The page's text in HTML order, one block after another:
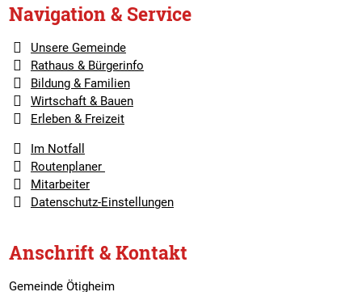
Navigation & Service
Unsere Gemeinde
Rathaus & Bürgerinfo
Bildung & Familien
Wirtschaft & Bauen
Erleben & Freizeit
Im Notfall
Routenplaner
Mitarbeiter
Datenschutz-Einstellungen
Anschrift & Kontakt
Gemeinde Ötigheim